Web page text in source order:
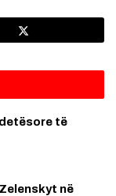
të
në